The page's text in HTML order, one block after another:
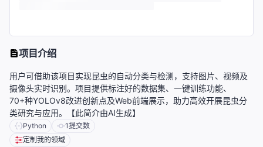
项目介绍
用户可借助该项目实现昆虫的自动分类与检测，支持图片、视频及
摄像头实时识别。项目提供标注好的数据集、一键训练功能、
70+种YOLOv8改进创新点及Web前端展示，助力高效开展昆虫分
类研究与应用。【此简介由AI生成】
Python 1提交数
定制我的领域